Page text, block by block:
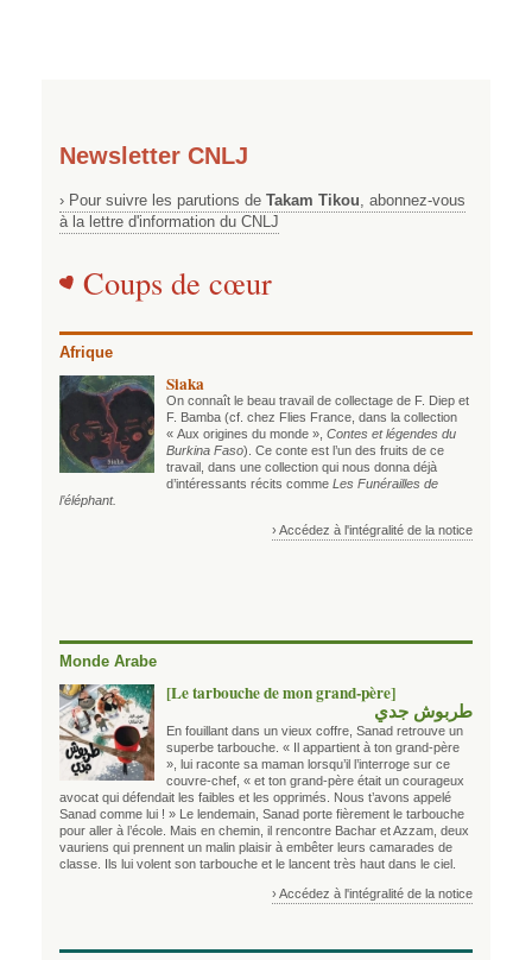
Newsletter CNLJ
› Pour suivre les parutions de Takam Tikou , abonnez-vous
à la lettre d'information du CNLJ
Coups de cœur
Afrique
Siaka
On connaît le beau travail de collectage de F. Diep et
F. Bamba (cf. chez Flies France, dans la collection
« Aux origines du monde », Contes et légendes du
Burkina Faso). Ce conte est l’un des fruits de ce
travail, dans une collection qui nous donna déjà
d’intéressants récits comme Les Funérailles de
l’éléphant.
› Accédez à l'intégralité de la notice
Monde Arabe
[Le tarbouche de mon grand-père]
طربوش جدي
En fouillant dans un vieux coffre, Sanad retrouve un
superbe tarbouche. « Il appartient à ton grand-père
», lui raconte sa maman lorsqu’il l’interroge sur ce
couvre-chef, « et ton grand-père était un courageux
avocat qui défendait les faibles et les opprimés. Nous t’avons appelé
Sanad comme lui ! » Le lendemain, Sanad porte fièrement le tarbouche
pour aller à l’école. Mais en chemin, il rencontre Bachar et Azzam, deux
vauriens qui prennent un malin plaisir à embêter leurs camarades de
classe. Ils lui volent son tarbouche et le lancent très haut dans le ciel.
› Accédez à l'intégralité de la notice